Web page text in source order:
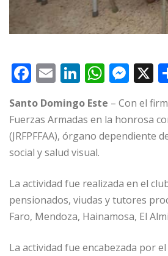
F
c
e
b
o
k
E
ai
l
Li
k
e
dI
W
at
s
A
p
M
ss
e
e
r
X
Santo Domingo Este – Con el
Fuerzas Armadas en la honrosa
(JRFPFFAA), órgano dependiente
social y salud visual.
La actividad fue realizada en el
pensionados, viudas y tutores
Faro, Mendoza, Hainamosa, El
La actividad fue encabezada por